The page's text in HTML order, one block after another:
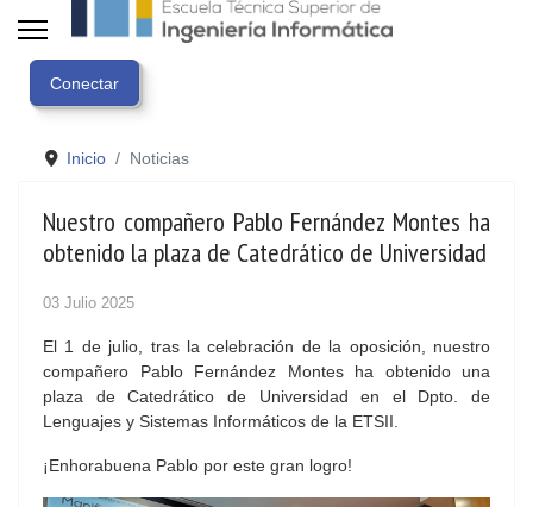
Inicio Noticias
Nuestro compañero Pablo Fernández Montes ha
obtenido la plaza de Catedrático de Universidad
03 Julio 2025
El 1 de julio, tras la celebración de la oposición, nuestro
compañero Pablo Fernández Montes ha obtenido una
plaza de Catedrático de Universidad en el Dpto. de
Lenguajes y Sistemas Informáticos de la ETSII.
¡Enhorabuena Pablo por este gran logro!